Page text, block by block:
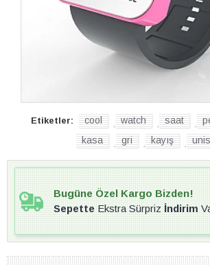
Etiketler: cool watch saat
kasa gri kayış
Bugüne Özel Kargo Bizden!
SepetteEkstra Sürprizİndirim